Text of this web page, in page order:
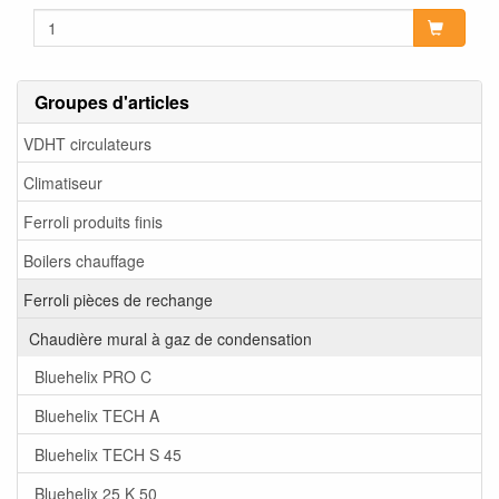
Groupes d'articles
VDHT circulateurs
Climatiseur
Ferroli produits finis
Boilers chauffage
Ferroli pièces de rechange
Chaudière mural à gaz de condensation
Bluehelix PRO C
Bluehelix TECH A
Bluehelix TECH S 45
Bluehelix 25 K 50